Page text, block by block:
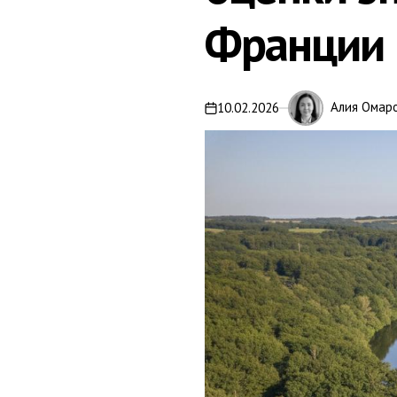
Франции
10.02.2026 Алия